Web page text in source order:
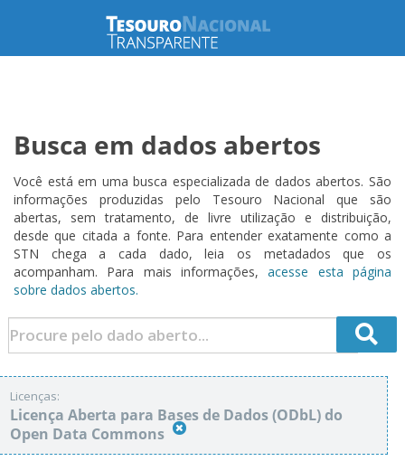
Busca em dados abertos
Você está em uma busca especializada de dados abertos. São
informações produzidas pelo Tesouro Nacional que são
abertas, sem tratamento, de livre utilização e distribuição,
desde que citada a fonte. Para entender exatamente como a
STN chega a cada dado, leia os metadados que os
acompanham. Para mais informações,acesse esta página
sobre dados abertos.
Licenças:
Licença Aberta para Bases de Dados (ODbL) do
Open Data Commons